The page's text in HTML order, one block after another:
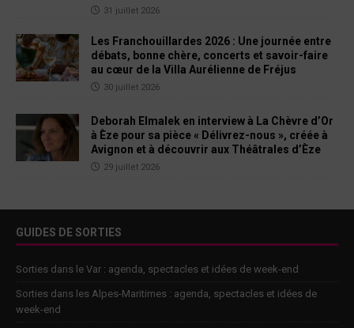
31 juillet 2026
Les Franchouillardes 2026 : Une journée entre
débats, bonne chère, concerts et savoir-faire
au cœur de la Villa Aurélienne de Fréjus
30 juillet 2026
Deborah Elmalek en interview à La Chèvre d’Or
à Èze pour sa pièce « Délivrez-nous », créée à
Avignon et à découvrir aux Théâtrales d’Èze
29 juillet 2026
GUIDES DE SORTIES
Sorties dans le Var : agenda, spectacles et idées de week-end
Sorties dans les Alpes-Maritimes : agenda, spectacles et idées de
week-end